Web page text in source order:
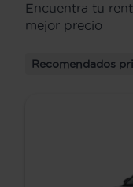
Encuentra tu
mejor precio
Recomendados